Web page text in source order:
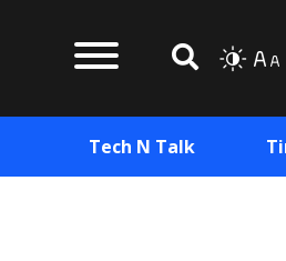
Tech N Talk